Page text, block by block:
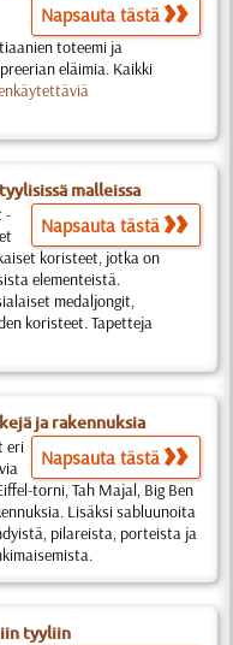
Napsauta tästä
toteemi ja
eläimia. Kaikki
malleissa
Napsauta tästä
-
koristeet, jotka on
elementeistä.
medaljongit,
koristeet. Tapetteja
ja rakennuksia
Napsauta tästä
eri
torni, Tah Majal, Big Ben
Lisäksi sabluunoita
pilareista, porteista ja
tyyliin